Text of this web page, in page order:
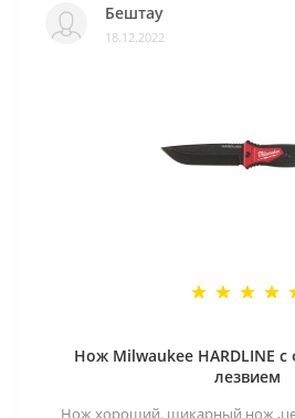
Бештау
18.12.2022
Нож Milwaukee HARDLINE
лезвием
Нож хороший. шикарный нож